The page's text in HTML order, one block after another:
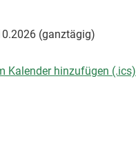
(ganztägig)
Kalender hinzufügen (.ics)